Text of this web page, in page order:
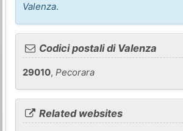
Valenza.
Codici postali di Valenza
29010, Pecorara
Related websites